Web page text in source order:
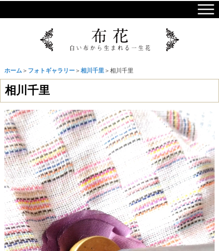
ホーム＞ フォトギャラリー＞ 相川千里＞相川千里
相川千里